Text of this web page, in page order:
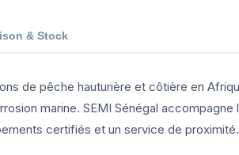
& Stock
de pêche hauturière et côtière en
marine. SEMI Sénégal accompagne
certifiés et un service de proximité.